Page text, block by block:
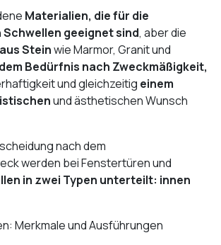
Materialien, die für die
geeignet sind, aber die
Steinwie Marmor, Granit und
dem Bedürfnis nach Zweckmäßigkeit,
und gleichzeitig einem
und ästhetischen Wunsch
nach dem
werden bei Fenstertüren und
in zwei Typen unterteilt: innen
Merkmale und Ausführungen